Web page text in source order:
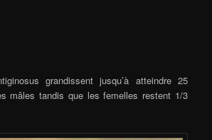
grandissent jusqu’à atteindre 25
mâles tandis que les femelles restent 1/3